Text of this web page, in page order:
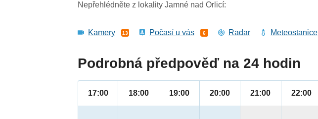
Nepřehlédněte z lokality Jamné nad Orlicí:
Kamery 13 Počasí u vás 6 Radar Meteostanice
Podrobná předpověď na 24 hodin
17:00 18:00 19:00 20:00 21:00 22:00